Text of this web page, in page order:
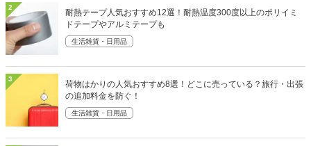
2
耐熱テープ人気おすすめ12選！耐熱温度300度以上のポリイミ
ドテープやアルミテープも
生活雑貨・日用品
3
荷物はかりの人気おすすめ8選！どこに売っている？旅行・出張
の追加料金を防ぐ！
生活雑貨・日用品